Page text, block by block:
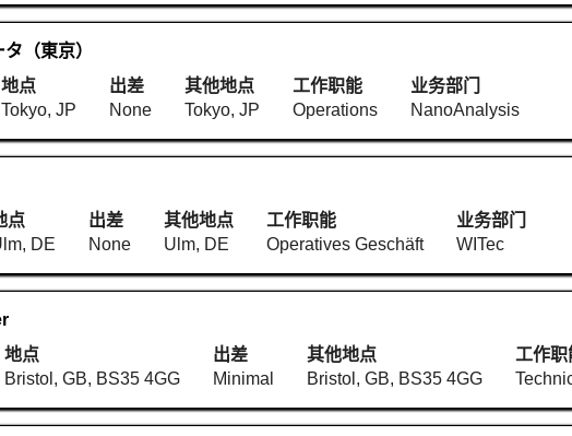
（東京）
地点
Tokyo, JP
出差
None
其他地点
Tokyo, JP
工作职能
Operations
业务部门
NanoAnalysis
点
DE
出差
None
其他地点
Ulm, DE
工作职能
Operatives Geschäft
业务部门
WITec
地点
Bristol, GB, BS35 4GG
出差
Minimal
其他地点
Bristol, GB, BS35 4GG
工作职